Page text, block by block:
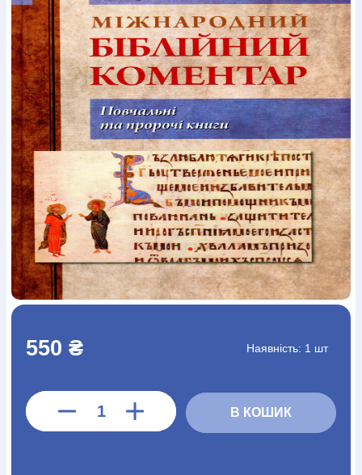
Богослов`яШлюб і сім`яЮдаїзм
Супутні товари
ПеріодикаАудіоРучки кульковіВідеоГалантерея
Закладки для книгФутболкиБрелокиСумкиБіжутерія
БлокнотиЩоденники / щотижневикиВироби з дерева
Вироби з кераміки і глиниВироби з сріблаКартини
Навчальні мапиШкіряні вироби Магніти Металеві
вироби Міні-лампиНаклейкиНастільні ігри Пакети
подарунковіПлакатиПластмасові виробиХустки
Подарункові карткиРозвиваючі ігриРепринтиСвічки
Зошити ФотокартиниЧохли на БибліїГоловні убори
Календарі Канцелярскі товариКомп`ютерні ігри
ЛистівкиСувенирна продукціяГодинникиПазли
Книга в комплекті
За додатковою інформацією дзвоніть за номером:+38
(097) 880-6379
Ми у Facebook
550 ₴ Наявність: 1 шт
В КОШИК